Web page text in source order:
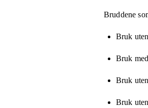
Bruddene
Bruk
Bruk
Bruk
Bruk